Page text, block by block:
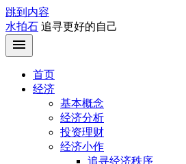
跳到内容
水拍石 追寻更好的自己
首页
经济
基本概念
经济分析
投资理财
经济小作
追寻经济秩序